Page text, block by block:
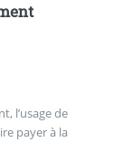
l’usage de
payer à la